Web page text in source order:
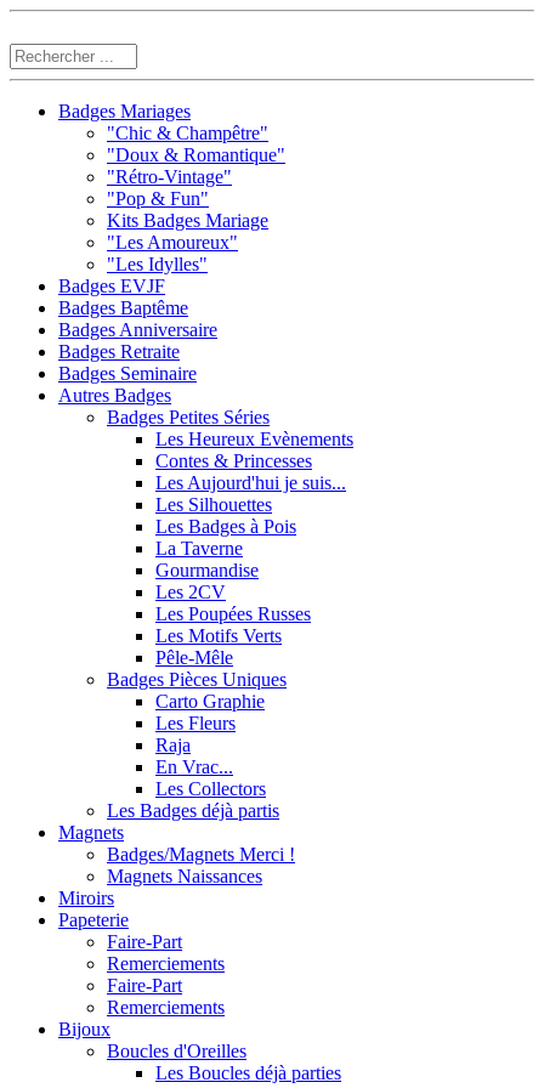
Badges Mariages
"Chic & Champêtre"
"Doux & Romantique"
"Rétro-Vintage"
"Pop & Fun"
Kits Badges Mariage
"Les Amoureux"
"Les Idylles"
Badges EVJF
Badges Baptême
Badges Anniversaire
Badges Retraite
Badges Seminaire
Autres Badges
Badges Petites Séries
Les Heureux Evènements
Contes & Princesses
Les Aujourd'hui je suis...
Les Silhouettes
Les Badges à Pois
La Taverne
Gourmandise
Les 2CV
Les Poupées Russes
Les Motifs Verts
Pêle-Mêle
Badges Pièces Uniques
Carto Graphie
Les Fleurs
Raja
En Vrac...
Les Collectors
Les Badges déjà partis
Magnets
Badges/Magnets Merci !
Magnets Naissances
Miroirs
Papeterie
Faire-Part
Remerciements
Faire-Part
Remerciements
Bijoux
Boucles d'Oreilles
Les Boucles déjà parties